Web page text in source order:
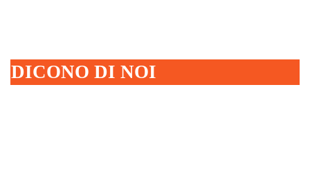
DICONO DI NOI